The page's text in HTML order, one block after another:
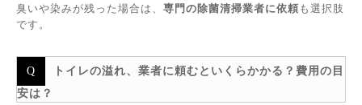
臭いや染みが残った場合は、 専門の除菌清掃業者に依頼も選択肢
です。
トイレの溢れ、業者に頼むといくらかかる？費用の目
安は？